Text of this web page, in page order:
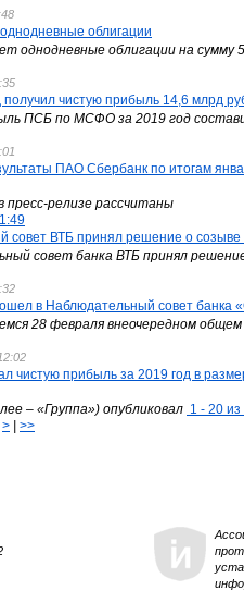
облигации
однодневные облигации на сумму
получил чистую прибыль 14,6 млрд
ПСБ по МСФО за 2019 год
ПАО Сбербанк по итогам
пресс-релизе рассчитаны
совет ВТБ принял решение о созыве
совет банка ВТБ принял
в Наблюдательный совет банка
28 февраля внеочередном
чистую прибыль за 2019 год в
– «Группа») опубликовал 1 - 20
> >>